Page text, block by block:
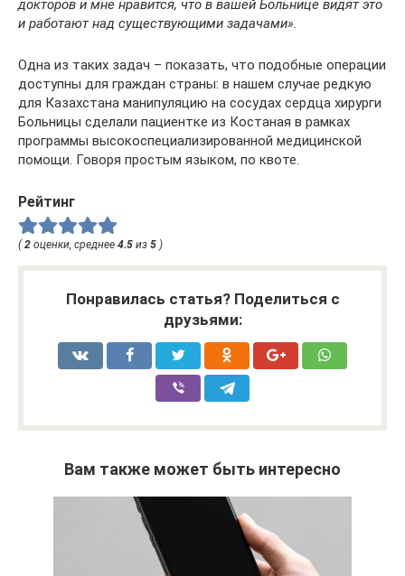
докторов и мне нравится, что в вашей Больнице видят это
и работают над существующими задачами».
Одна из таких задач – показать, что подобные операции
доступны для граждан страны: в нашем случае редкую
для Казахстана манипуляцию на сосудах сердца хирурги
Больницы сделали пациентке из Костаная в рамках
программы высокоспециализированной медицинской
помощи. Говоря простым языком, по квоте.
Рейтинг
(2 оценки, среднее 4.5 из 5 )
Понравилась статья? Поделиться с
друзьями:
Вам также может быть интересно